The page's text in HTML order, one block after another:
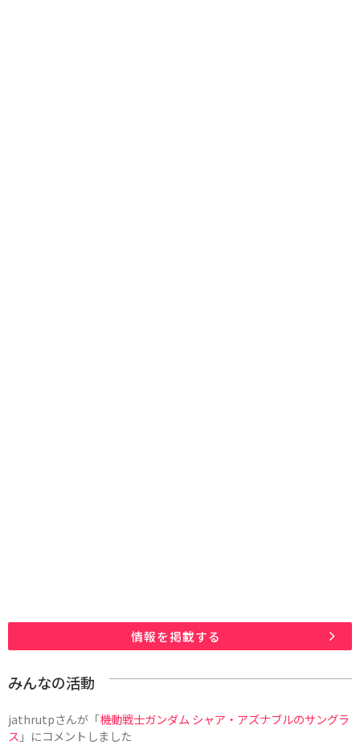
情報を掲載する
みんなの活動
jathrutpさんが「機動戦士ガンダム シャア・アズナブルのサングラ
ス 」にコメントしました